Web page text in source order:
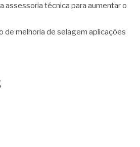
assessoria técnica para aumentar o
de melhoria de selagem aplicações